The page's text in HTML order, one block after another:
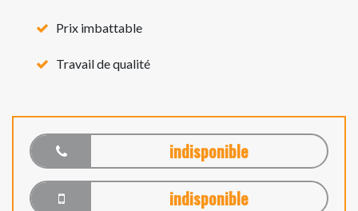
Prix imbattable
Travail de qualité
indisponible
indisponible